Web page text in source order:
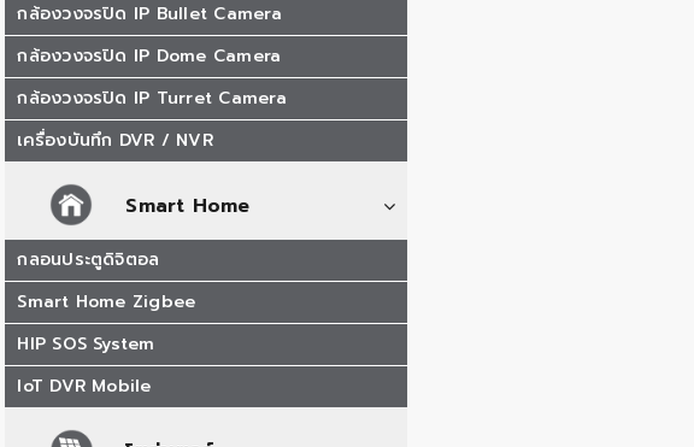
กล้องวงจรปิด IP Bullet Camera
กล้องวงจรปิด IP Dome Camera
กล้องวงจรปิด IP Turret Camera
เครื่องบันทึก DVR / NVR
Smart Home
กลอนประตูดิจิตอล
Smart Home Zigbee
HIP SOS System
IoT DVR Mobile